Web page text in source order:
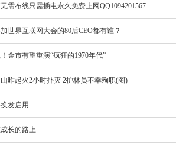
需布线只需插电永久免费上网QQ1094201567
世界互联网大会的80后CEO都有谁？
金市有望重演“疯狂的1970年代”
昨起火2小时扑灭 2护林员不幸殉职(图)
发启用
长的路上